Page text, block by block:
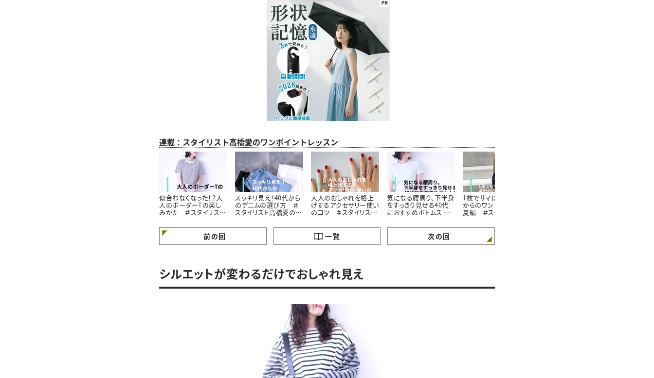
連載：スタイリスト高橋愛のワンポイントレッスン
似合わなくなった！？大
人のボーダーTの楽し
みかた ＃スタイリスト
｜vol.1
スッキリ見え！40代から
のデニムの選び方 ＃
スタイリスト高橋愛の着
大人のおしゃれを格上
げするアクセサリー使い
のコツ ＃スタイリスト
｜vol.3
気になる腰周り、下半身
をすっきり見せる40代
におすすめボトムス ＃
こなしテク｜vol.4
1枚でサマになる！40代
からのワンピース入門：
夏編 ＃スタイリスト高
vol.5
前の回 一覧 次の回
シルエットが変わるだけでおしゃれ見え